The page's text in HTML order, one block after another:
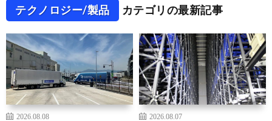
テクノロジー/製品 カテゴリの最新記事
2026.08.08
2026.08.07